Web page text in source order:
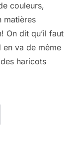
couleurs,
matières
On dit qu’il faut
va de même
haricots